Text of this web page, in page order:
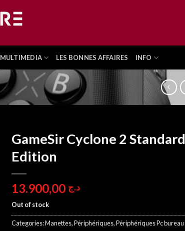
MULTIMEDIA LES BONNES AFFAIRES INFO
GameSir Cyclone 2 Standard
Edition
د.ج
Out of stock
Categories:Manettes,Périphériques,Périphériques Pc bureau